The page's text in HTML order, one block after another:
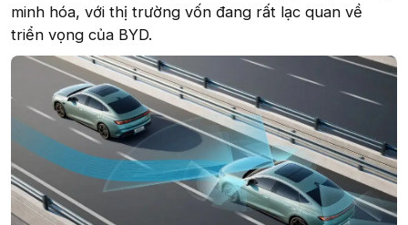
minh hóa, với thị trường vốn đang rất lạc quan về
triển vọng của BYD.